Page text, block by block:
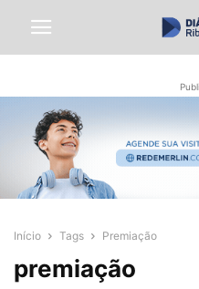
Início Tags Premiação
premiação